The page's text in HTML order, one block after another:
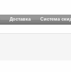
Доставка Система